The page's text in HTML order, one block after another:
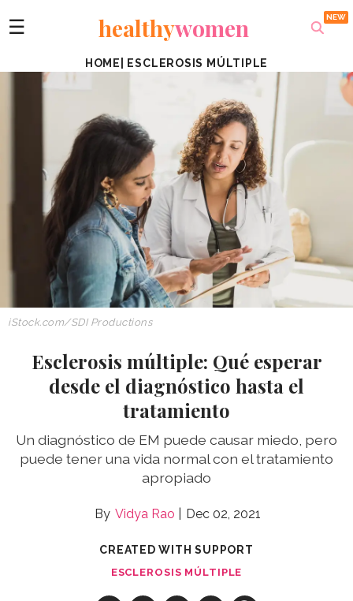
☰ healthywomen
HOME ESCLEROSIS MÚLTIPLE
iStock.com/SDI Productions
Esclerosis múltiple: Qué esperar
desde el diagnóstico hasta el
tratamiento
Un diagnóstico de EM puede causar miedo, pero
puede tener una vida normal con el tratamiento
apropiado
Vidya Rao Dec 02, 2021
CREATED WITH SUPPORT
ESCLEROSIS MÚLTIPLE